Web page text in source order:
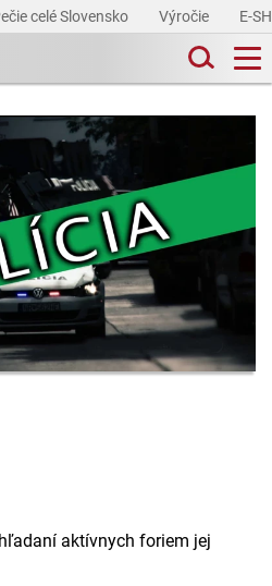
celé Slovensko Výročie E-
aktívnych foriem jej